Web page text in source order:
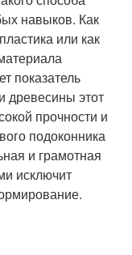
навыков. Как
или как
показатель
древесины этот
прочности и
подоконника
и грамотная
исключит